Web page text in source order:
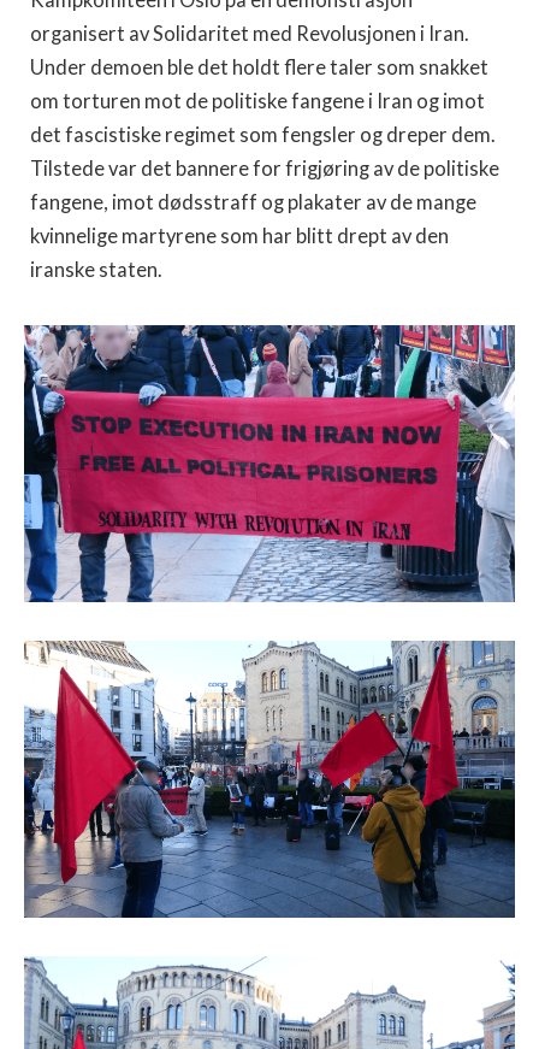
organisert av Solidaritet med Revolusjonen i Iran.
Under demoen ble det holdt flere taler som snakket
om torturen mot de politiske fangene i Iran og imot
det fascistiske regimet som fengsler og dreper dem.
Tilstede var det bannere for frigjøring av de politiske
fangene, imot dødsstraff og plakater av de mange
kvinnelige martyrene som har blitt drept av den
iranske staten.